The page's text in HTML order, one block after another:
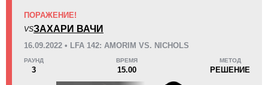
Организация
BCF
Bellator
LFA
WXCF
1
ПОРАЖЕНИЕ!
VSЗАХАРИ ВАЧИ
16.09.2022 • LFA 142: AMORIM VS. NICHOLS
РАУНД
3
ВРЕМЯ
15.00
МЕТОД
РЕШЕНИЕ